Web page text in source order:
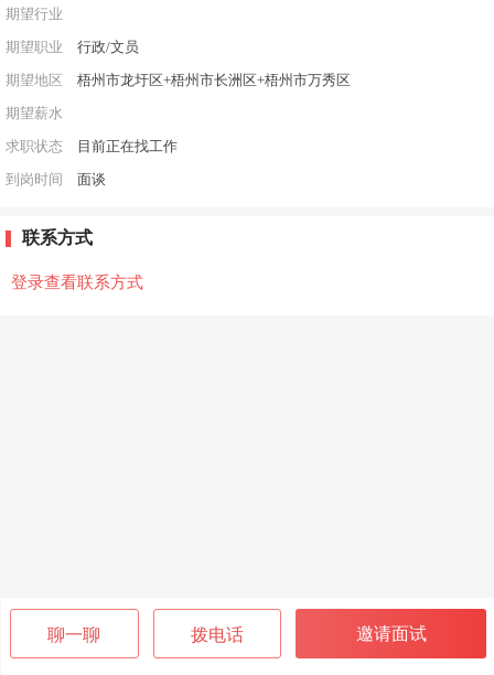
聊一聊 拨电话 邀请面试
期望行业
期望职业
行政/文员
期望地区
梧州市龙圩区+梧州市长洲区+梧州市万秀区
期望薪水
求职状态
目前正在找工作
到岗时间
面谈
联系方式
登录查看联系方式